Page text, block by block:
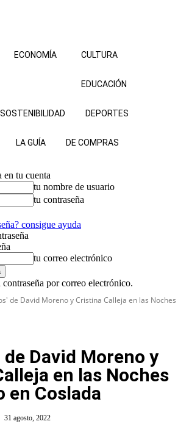
ECONOMÍA CULTURA
EDUCACIÓN
SOSTENIBILIDAD DEPORTES
LA GUÍA DE COMPRAS
en tu cuenta
tu nombre de usuario
tu contraseña
consigue ayuda
tu correo electrónico
contraseña por correo electrónico.
de David Moreno y Cristina Calleja en las Noches
de David Moreno y
en las Noches
en Coslada
31 agosto, 2022